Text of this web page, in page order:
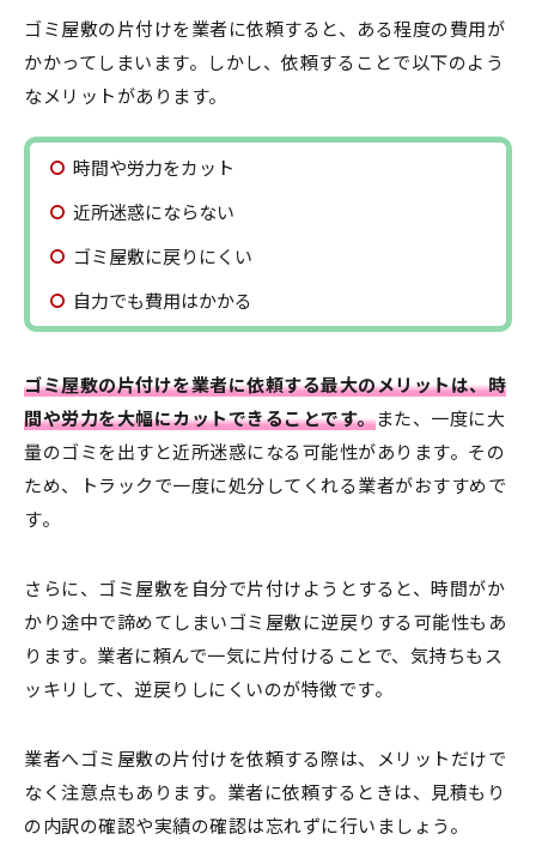
ゴミ屋敷の片付けを業者に依頼すると、ある程度の費用が
かかってしまいます。しかし、依頼することで以下のよう
なメリットがあります。
時間や労力をカット
近所迷惑にならない
ゴミ屋敷に戻りにくい
自力でも費用はかかる
ゴミ屋敷の片付けを業者に依頼する最大のメリットは、時
間や労力を大幅にカットできることです。また、一度に大
量のゴミを出すと近所迷惑になる可能性があります。その
ため、トラックで一度に処分してくれる業者がおすすめで
す。
さらに、ゴミ屋敷を自分で片付けようとすると、時間がか
かり途中で諦めてしまいゴミ屋敷に逆戻りする可能性もあ
ります。業者に頼んで一気に片付けることで、気持ちもス
ッキリして、逆戻りしにくいのが特徴です。
業者へゴミ屋敷の片付けを依頼する際は、メリットだけで
なく注意点もあります。業者に依頼するときは、見積もり
の内訳の確認や実績の確認は忘れずに行いましょう。